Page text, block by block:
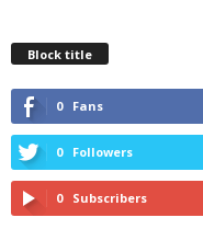
Block title
0 Fans
0 Followers
0 Subscribers